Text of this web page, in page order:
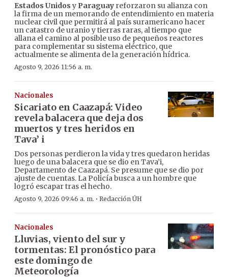
Estados Unidos y Paraguay reforzaron su alianza con
la firma de un memorando de entendimiento en materia
nuclear civil que permitirá al país suramericano hacer
un catastro de uranio y tierras raras, al tiempo que
allana el camino al posible uso de pequeños reactores
para complementar su sistema eléctrico, que
actualmente se alimenta de la generación hídrica.
Agosto 9, 2026 11:56 a. m.
Nacionales
Sicariato en Caazapá: Video
revela balacera que deja dos
muertos y tres heridos en
Tava’ i
Dos personas perdieron la vida y tres quedaron heridas
luego de una balacera que se dio en Tava’i,
Departamento de Caazapá. Se presume que se dio por
ajuste de cuentas. La Policía busca a un hombre que
logró escapar tras el hecho.
Agosto 9, 2026 09:46 a. m. · Redacción ÚH
Nacionales
Lluvias, viento del sur y
tormentas: El pronóstico para
este domingo de
Meteorología